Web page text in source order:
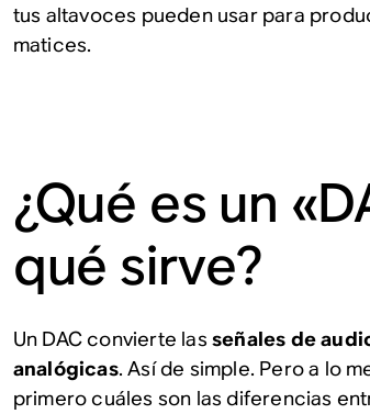
tus altavoces pueden usar para
matices.
¿Qué es un
qué sirve?
Un DAC convierte las señales de
analógicas. Así de simple. Pero a lo
primero cuáles son las diferencias